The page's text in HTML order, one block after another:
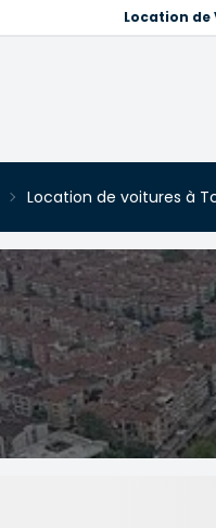
Location de
Location de voitures à